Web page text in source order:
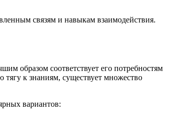
связям и навыкам взаимодействия.
образом соответствует его потребностям
к знаниям, существует множество
вариантов: